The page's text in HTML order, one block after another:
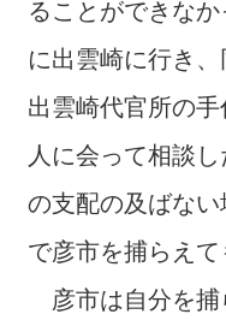
ることができな
に出雲崎に行き
出雲崎代官所の
人に会って相談
の支配の及ばな
で彦市を捕らえて
彦市は自分を捕